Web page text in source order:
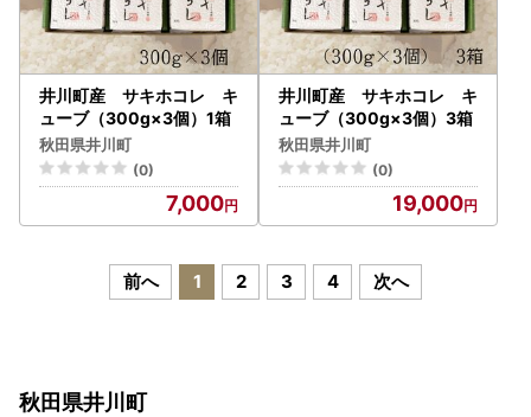
井川町産 サキホコレ キ
ューブ（300g×3個）1箱
秋田県井川町
(0)
7,000
井川町産 サキホコレ キ
ューブ（300g×3個）3箱
秋田県井川町
(0)
19,000
前へ 1 2 3 4 次へ
秋田県井川町